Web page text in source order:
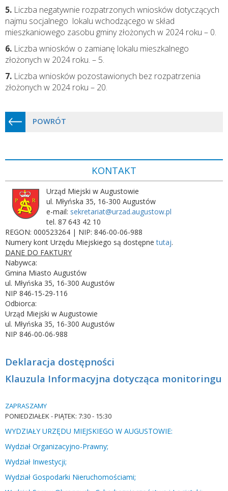
5. Liczba negatywnie rozpatrzonych wniosków dotyczących
najmu socjalnego lokalu wchodzącego w skład
mieszkaniowego zasobu gminy złożonych w 2024 roku – 0.
6. Liczba wniosków o zamianę lokalu mieszkalnego
złożonych w 2024 roku. – 5.
7. Liczba wniosków pozostawionych bez rozpatrzenia
złożonych w 2024 roku – 20.
POWRÓT
KONTAKT
Urząd Miejski w Augustowie
ul. Młyńska 35, 16-300 Augustów
e-mail: sekretariat@urzad.augustow.pl
tel. 87 643 42 10
REGON: 000523264 | NIP: 846-00-06-988
Numery kont Urzędu Miejskiego są dostępnetutaj.
DANE DO FAKTURY
Nabywca:
Gmina Miasto Augustów
ul. Młyńska 35, 16-300 Augustów
NIP 846-15-29-116
Odbiorca:
Urząd Miejski w Augustowie
ul. Młyńska 35, 16-300 Augustów
NIP 846-00-06-988
Deklaracja dostępności
Klauzula Informacyjna dotycząca monitoringu
ZAPRASZAMY
PONIEDZIAŁEK -PIĄTEK: 7:30 - 15:30
WYDZIAŁY URZĘDU MIEJSKIEGO W AUGUSTOWIE:
Wydział Organizacyjno-Prawny;
Wydział Inwestycji;
Wydział Gospodarki Nieruchomościami;